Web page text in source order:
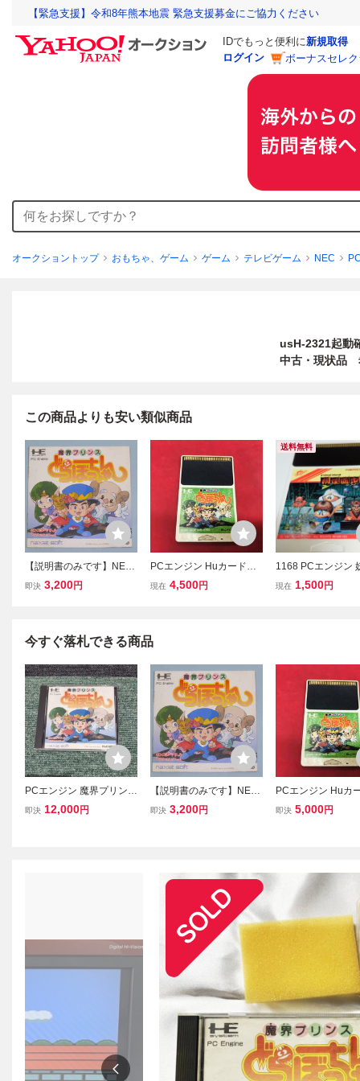
【緊急支援】令和8年熊本地震 緊急支援募金にご協力ください
IDでもっと便利に新規取得
ログイン
ボーナスセレ
オークショントップ おもちゃ、ゲーム ゲーム テレビゲーム NEC
usH-2321起動
中古・現状品
この商品よりも安い類似商品
【説明書のみです】NEC
PCエンジン 魔界プリンス
即決 3,200円
PCエンジン Huカードソ
フト 魔界プリンス どらぼ
現在 4,500円
送料無料
1168 PCエンジン
中記 ようかいど
現在 1,500円
今すぐ落札できる商品
PCエンジン 魔界プリンス
どらぼっちゃん Huカー
即決 12,000円
【説明書のみです】NEC
PCエンジン 魔界プリンス
即決 3,200円
PCエンジン Huカ
フト 魔界プリンス
即決 5,000円